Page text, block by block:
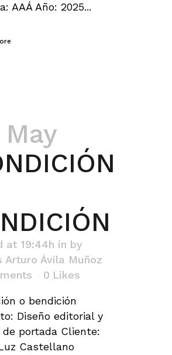
AAÁ Año: 2025...
at 19:44h in by
Arturo Ávila Muñoz
0 Likes
o bendición
Diseño editorial y
de portada Cliente:
Castellano